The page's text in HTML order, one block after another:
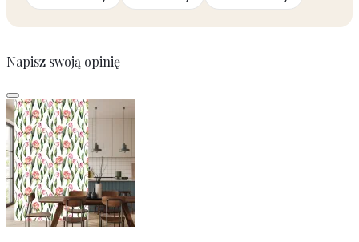
Napisz swoją opinię